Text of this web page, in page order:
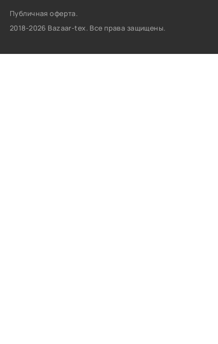
Публичная оферта.
2018-2026 Bazaar-tex. Все права защищены.